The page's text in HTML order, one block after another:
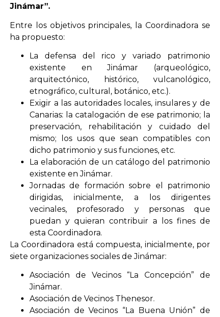
Jinámar”.
Entre los objetivos principales, la Coordinadora se
ha propuesto:
La defensa del rico y variado patrimonio
existente en Jinámar (arqueológico,
arquitectónico, histórico, vulcanológico,
etnográfico, cultural, botánico, etc.).
Exigir a las autoridades locales, insulares y de
Canarias: la catalogación de ese patrimonio; la
preservación, rehabilitación y cuidado del
mismo; los usos que sean compatibles con
dicho patrimonio y sus funciones, etc.
La elaboración de un catálogo del patrimonio
existente en Jinámar.
Jornadas de formación sobre el patrimonio
dirigidas, inicialmente, a los dirigentes
vecinales, profesorado y personas que
puedan y quieran contribuir a los fines de
esta Coordinadora.
La Coordinadora está compuesta, inicialmente, por
siete organizaciones sociales de Jinámar:
Asociación de Vecinos “La Concepción” de
Jinámar.
Asociación de Vecinos Thenesor.
Asociación de Vecinos “La Buena Unión” de